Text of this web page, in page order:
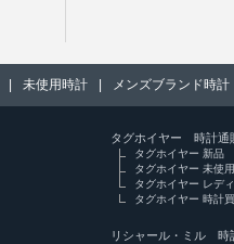
未使用時計 メンズブランド時計
タグホイヤー 時計通
タグホイヤー 新品
タグホイヤー 未使
タグホイヤー レデ
タグホイヤー 時計
リシャール・ミル 時